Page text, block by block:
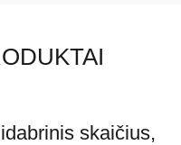
skaičius,